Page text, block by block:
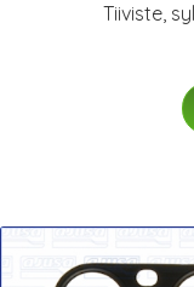
Tiiviste,